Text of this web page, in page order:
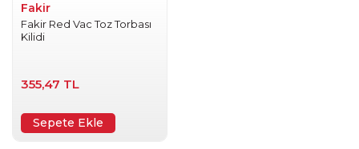
Fakir
Fakir Red Vac Toz Torbası
Kilidi
355,47 TL
Sepete Ekle